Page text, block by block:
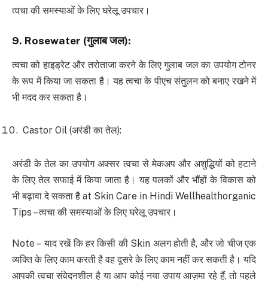
त्वचा की समस्याओं के लिए घरेलू उपचार।
9. Rosewater (गुलाब जल):
त्वचा को हाइड्रेट और तरोताजा करने के लिए गुलाब जल का उपयोग टोनर
के रूप में किया जा सकता है। यह त्वचा के पीएच संतुलन को बनाए रखने में
भी मदद कर सकता है।
Castor Oil (अरंडी का तेल):
अरंडी के तेल का उपयोग अक्सर त्वचा से मेकअप और अशुद्धियों को हटाने
के लिए तेल सफाई में किया जाता है। यह पलकों और भौंहों के विकास को
भी बढ़ावा दे सकता है at Skin Care in Hindi Wellhealthorganic
Tips – त्वचा की समस्याओं के लिए घरेलू उपचार।
Note – याद रखें कि हर किसी की Skin अलग होती है, और जो चीज एक
व्यक्ति के लिए काम करती है वह दूसरे के लिए काम नहीं कर सकती है। यदि
आपकी त्वचा संवेदनशील है या आप कोई नया उपाय आज़मा रहे हैं, तो पहले